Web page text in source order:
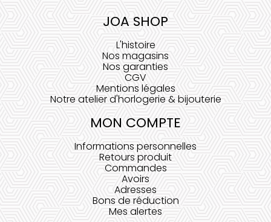
JOA SHOP
L'histoire
Nos magasins
Nos garanties
CGV
Mentions légales
Notre atelier d'horlogerie & bijouterie
MON COMPTE
Informations personnelles
Retours produit
Commandes
Avoirs
Adresses
Bons de réduction
Mes alertes